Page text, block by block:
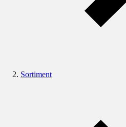
Sortiment